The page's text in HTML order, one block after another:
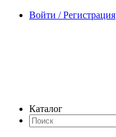
Войти / Регистрация
Каталог